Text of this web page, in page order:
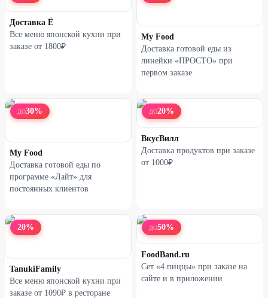
первом заказе
Доставка Ё
Все меню японской кухни при
заказе от 1800₽
My Food
Доставка готовой еды из
линейки «ПРОСТО» при
первом заказе
ДО30%
My Food
Доставка готовой еды по
программе «Лайт» для
постоянных клиентов
ДО20%
ВкусВилл
Доставка продуктов при заказе
от 1000₽
20%
TanukiFamily
Все меню японской кухни при
заказе от 1090₽ в ресторане
ДО50%
FoodBand.ru
Сет «4 пиццы» при заказе на
сайте и в приложении